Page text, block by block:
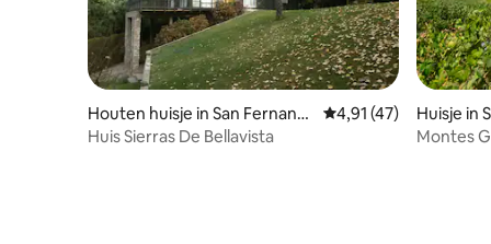
Houten huisje in San Fernand
o
Gemiddelde
4,91 (47)
Huis Sierras De Bellavista
Huisje in
Montes